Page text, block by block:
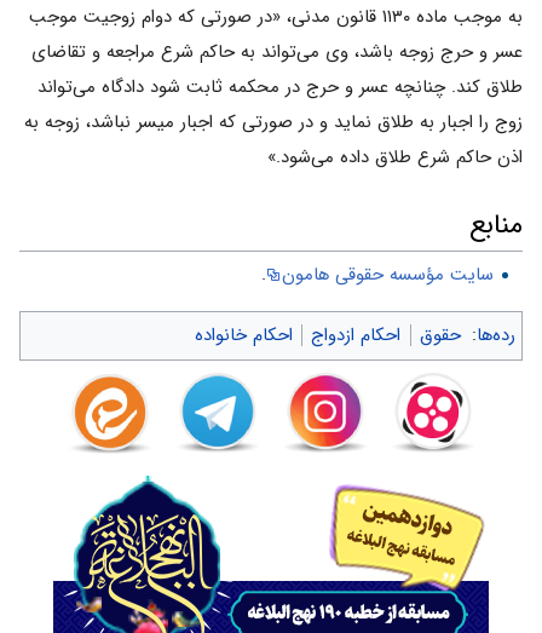
به موجب ماده ۱۱۳۰ قانون مدنی، «در صورتی که دوام زوجیت موجب
عسر و حرج زوجه باشد، وی می‌تواند به حاکم شرع مراجعه و تقاضای
طلاق کند. چنانچه عسر و حرج در محکمه ثابت شود دادگاه می‌تواند
زوج را اجبار به طلاق نماید و در صورتی که اجبار میسر نباشد، زوجه به
اذن حاکم شرع طلاق داده می‌شود.»
منابع
سایت مؤسسه حقوقی هامون .
رده‌ها: حقوق احکام ازدواج احکام خانواده